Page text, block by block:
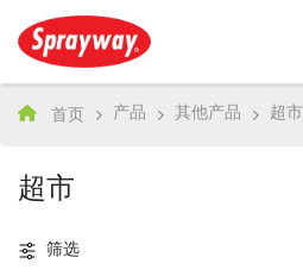
首页 产品 其他产品 超市
超市
筛选